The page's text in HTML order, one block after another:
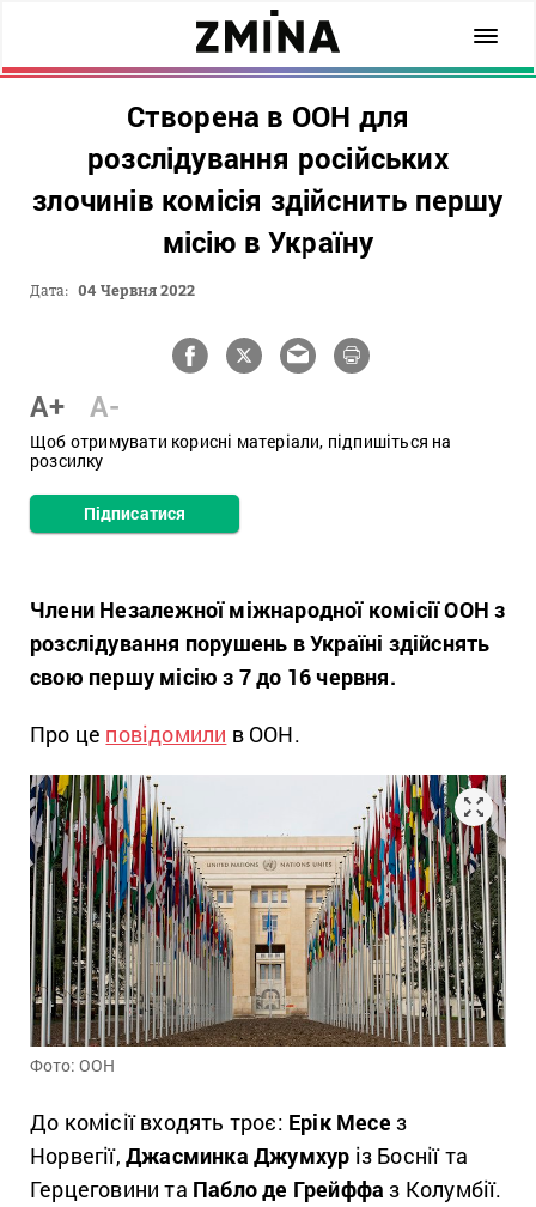
Створена в ООН для
розслідування російських
злочинів комісія здійснить першу
місію в Україну
Дата: 04 Червня 2022
A+ A-
Щоб отримувати корисні матеріали, підпишіться на
розсилку
Підписатися
Члени Незалежної міжнародної комісії ООН з
розслідування порушень в Україні здійснять
свою першу місію з 7 до 16 червня.
Про це повідомили в ООН.
Фото: ООН
До комісії входять троє: Ерік Месе з
Норвегії, Джасминка Джумхур із Боснії та
Герцеговини та Пабло де Грейффа з Колумбії.